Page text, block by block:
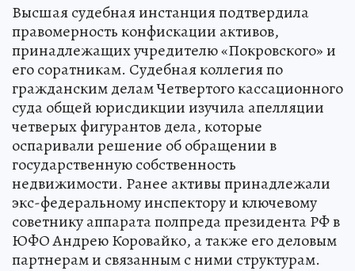
Высшая судебная инстанция подтвердила
правомерность конфискации активов,
принадлежащих учредителю «Покровского» и
его соратникам. Судебная коллегия по
гражданским делам Четвертого кассационного
суда общей юрисдикции изучила апелляции
четверых фигурантов дела, которые
оспаривали решение об обращении в
государственную собственность
недвижимости. Ранее активы принадлежали
экс-федеральному инспектору и ключевому
советнику аппарата полпреда президента РФ в
ЮФО Андрею Коровайко, а также его деловым
партнерам и связанным с ними структурам.